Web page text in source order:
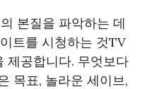
본질을 파악하는 데
트를 시청하는 것TV
제공합니다. 무엇보다
목표, 놀라운 세이브,